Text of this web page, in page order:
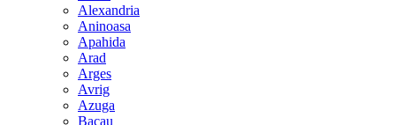
Alexandria
Aninoasa
Apahida
Arad
Arges
Avrig
Azuga
Bacau